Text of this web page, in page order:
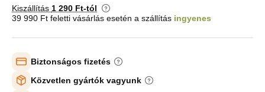
Kiszállítás 1 290 Ft-tól
39 990 Ft feletti vásárlás esetén a szállítás ingyenes
Biztonságos fizetés
Közvetlen gyártók vagyunk